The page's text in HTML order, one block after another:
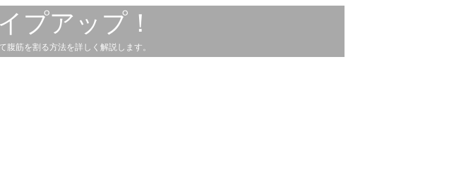
プアップ！
筋を割る方法を詳しく解説します。